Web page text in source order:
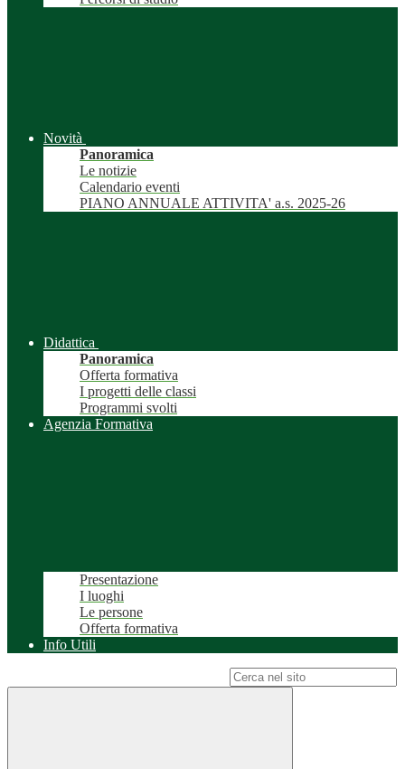
Novità
Panoramica
Le notizie
Calendario eventi
PIANO ANNUALE ATTIVITA' a.s. 2025-26
Didattica
Panoramica
Offerta formativa
I progetti delle classi
Programmi svolti
Agenzia Formativa
Presentazione
I luoghi
Le persone
Offerta formativa
Info Utili